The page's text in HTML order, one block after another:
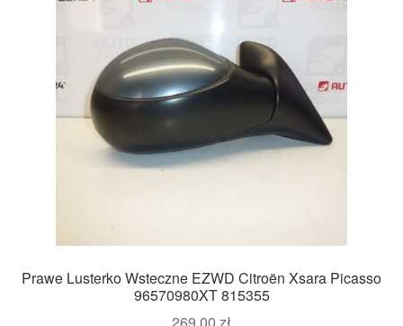
Prawe Lusterko Wsteczne EZWD Citroën Xsara Picasso
96570980XT 815355